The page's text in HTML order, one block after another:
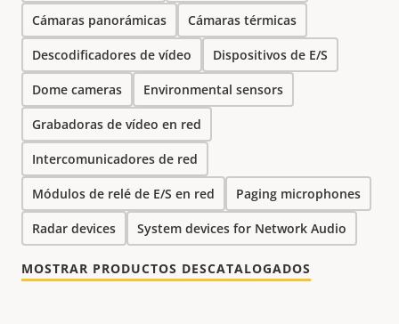
Cámaras panorámicas Cámaras térmicas
Descodificadores de vídeo Dispositivos de E/S
Dome cameras Environmental sensors
Grabadoras de vídeo en red
Intercomunicadores de red
Módulos de relé de E/S en red Paging microphones
Radar devices System devices for Network Audio
MOSTRAR PRODUCTOS DESCATALOGADOS